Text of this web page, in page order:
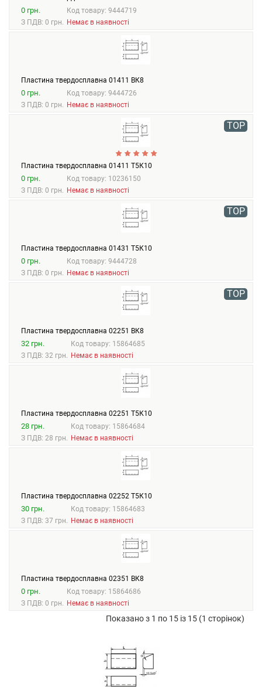
0 грн.
З ПДВ: 0 грн.
Код товару: 9444719
Немає в наявності
Пластина твердосплавна 01411 ВК8
0 грн.
З ПДВ: 0 грн.
Код товару: 9444726
Немає в наявності
TOP
Пластина твердосплавна 01411 Т5К10
0 грн.
З ПДВ: 0 грн.
Код товару: 10236150
Немає в наявності
TOP
Пластина твердосплавна 01431 Т5К10
0 грн.
З ПДВ: 0 грн.
Код товару: 9444728
Немає в наявності
TOP
Пластина твердосплавна 02251 ВК8
32 грн.
З ПДВ: 32 грн.
Код товару: 15864685
Немає в наявності
Пластина твердосплавна 02251 Т5К10
28 грн.
З ПДВ: 28 грн.
Код товару: 15864684
Немає в наявності
Пластина твердосплавна 02252 Т5К10
30 грн.
З ПДВ: 37 грн.
Код товару: 15864683
Немає в наявності
Пластина твердосплавна 02351 ВК8
0 грн.
З ПДВ: 0 грн.
Код товару: 15864686
Немає в наявності
Показано з 1 по 15 із 15 (1 сторінок)